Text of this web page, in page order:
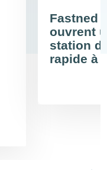
Fastned
ouvrent
station
rapide à